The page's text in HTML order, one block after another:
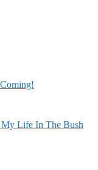
My Life In The Bush